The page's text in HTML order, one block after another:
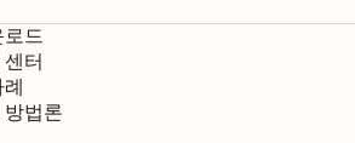
드
터
법론